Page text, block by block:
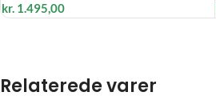
kr. 1.495,00
Relaterede varer